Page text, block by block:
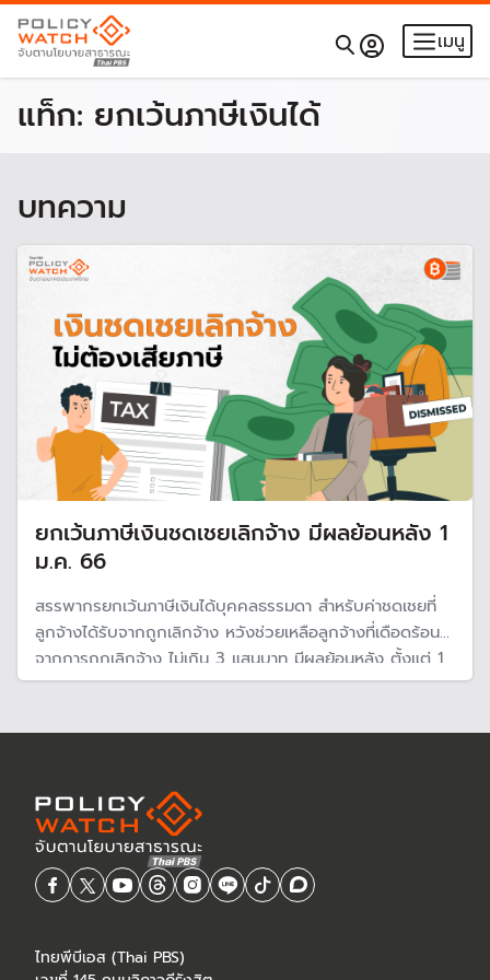
เมนู
แท็ก: ยกเว้นภาษีเงินได้
บทความ
ยกเว้นภาษีเงินชดเชยเลิกจ้าง มีผลย้อนหลัง 1
ม.ค. 66
สรรพากรยกเว้นภาษีเงินได้บุคคลธรรมดา สำหรับค่าชดเชยที่
ลูกจ้างได้รับจากถูกเลิกจ้าง หวังช่วยเหลือลูกจ้างที่เดือดร้อน
จากการถูกเลิกจ้าง ไม่เกิน 3 แสนบาท มีผลย้อนหลัง ตั้งแต่ 1
ม.ค. 2566 ใครที่จ่ายภาษีไปแล้ว สามารถยื่นขอคืนภาษีได้
ไทยพีบีเอส (Thai PBS)